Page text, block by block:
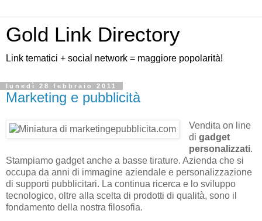
Gold Link Directory
Link tematici + social network = maggiore popolarità!
lunedì 28 febbraio 2011
Marketing e pubblicità
Vendita on line
di gadget
personalizzati.
Stampiamo gadget anche a basse tirature. Azienda che si
occupa da anni di immagine aziendale e personalizzazione
di supporti pubblicitari. La continua ricerca e lo sviluppo
tecnologico, oltre alla scelta di prodotti di qualità, sono il
fondamento della nostra filosofia.